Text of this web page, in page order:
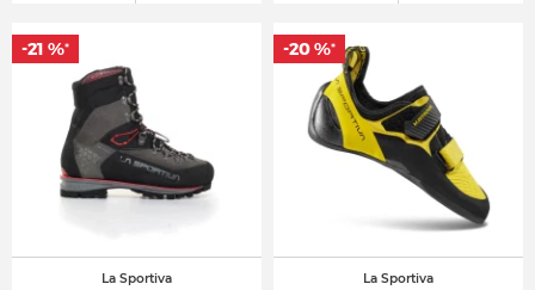
La Sportiva
-21 %*
La Sportiva
-20 %*